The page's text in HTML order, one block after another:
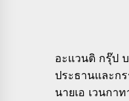
อะแวนติ กรุ๊ป
ประธานและก
นายเอ เวนกา